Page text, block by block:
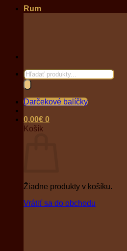
Products
search
Darčekové balíčky
0,00€ 0
Košík
Žiadne produkty v košíku.
Vrátiť sa do obchodu
Rum